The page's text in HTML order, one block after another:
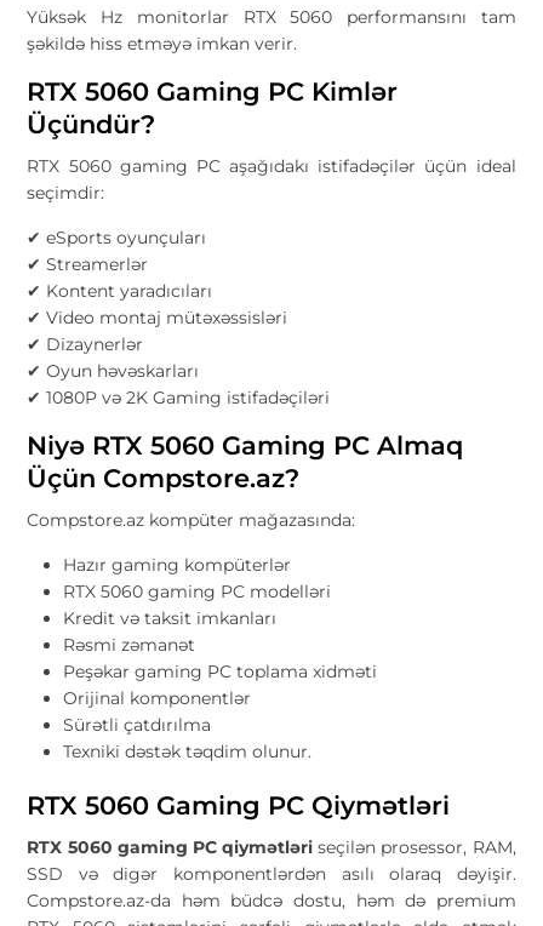
Yüksək Hz monitorlar RTX 5060 performansını tam
şəkildə hiss etməyə imkan verir.
RTX 5060 Gaming PC Kimlər
Üçündür?
RTX 5060 gaming PC aşağıdakı istifadəçilər üçün ideal
seçimdir:
✔ eSports oyunçuları
✔ Streamerlər
✔ Kontent yaradıcıları
✔ Video montaj mütəxəssisləri
✔ Dizaynerlər
✔ Oyun həvəskarları
✔ 1080P və 2K Gaming istifadəçiləri
Niyə RTX 5060 Gaming PC Almaq
Üçün Compstore.az?
Compstore.az kompüter mağazasında:
Hazır gaming kompüterlər
RTX 5060 gaming PC modelləri
Kredit və taksit imkanları
Rəsmi zəmanət
Peşəkar gaming PC toplama xidməti
Orijinal komponentlər
Sürətli çatdırılma
Texniki dəstək təqdim olunur.
RTX 5060 Gaming PC Qiymətləri
RTX 5060 gaming PC qiymətləri seçilən prosessor, RAM,
SSD və digər komponentlərdən asılı olaraq dəyişir.
Compstore.az-da həm büdcə dostu, həm də premium